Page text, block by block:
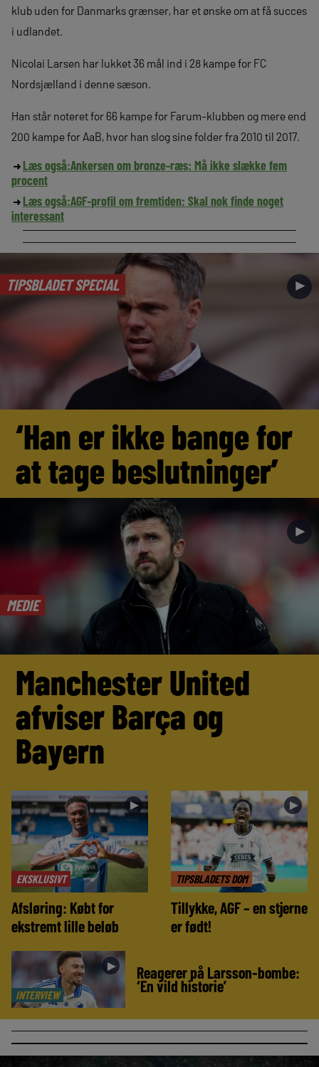
klub uden for Danmarks grænser, har et ønske om at få succes
i udlandet.
Nicolai Larsen har lukket 36 mål ind i 28 kampe for FC
Nordsjælland i denne sæson.
Han står noteret for 66 kampe for Farum-klubben og mere end
200 kampe for AaB, hvor han slog sine folder fra 2010 til 2017.
Læs også:Ankersen om bronze-ræs: Må ikke slække fem
procent
Læs også:AGF-profil om fremtiden: Skal nok finde noget
interessant
TIPSBLADET SPECIAL ►
‘Han er ikke bange for
at tage beslutninger’
MEDIE
►
Manchester United
afviser Barça og
Bayern
EKSKLUSIVT
►
Afsløring: Købt for
ekstremt lille beløb
TIPSBLADETS DOM
►
Tillykke, AGF – en stjerne
er født!
INTERVIEW
► Reagerer på Larsson-bombe:
‘En vild historie’